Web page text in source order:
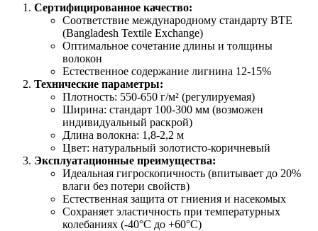
Сертифицированное качество:
Соответствие международному стандарту BTE
(Bangladesh Textile Exchange)
Оптимальное сочетание длины и толщины
волокон
Естественное содержание лигнина 12-15%
Технические параметры:
Плотность: 550-650 г/м² (регулируемая)
Ширина: стандарт 100-300 мм (возможен
индивидуальный раскрой)
Длина волокна: 1,8-2,2 м
Цвет: натуральный золотисто-коричневый
Эксплуатационные преимущества:
Идеальная гигроскопичность (впитывает до 20%
влаги без потери свойств)
Естественная защита от гниения и насекомых
Сохраняет эластичность при температурных
колебаниях (-40°C до +60°C)